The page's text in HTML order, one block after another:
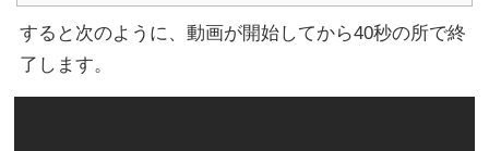
すると次のように、動画が開始してから40秒の所で終
了します。